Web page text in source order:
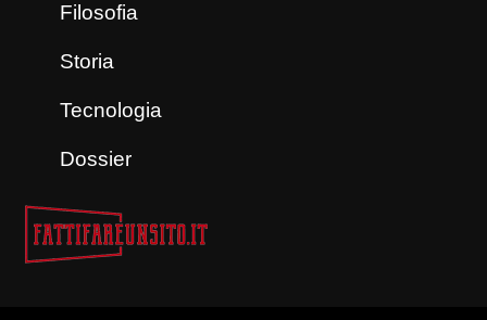
Filosofia
Storia
Tecnologia
Dossier